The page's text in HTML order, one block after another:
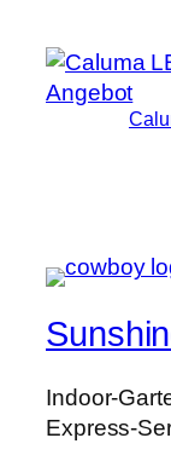
Angebot
im
Indoor-
Express-